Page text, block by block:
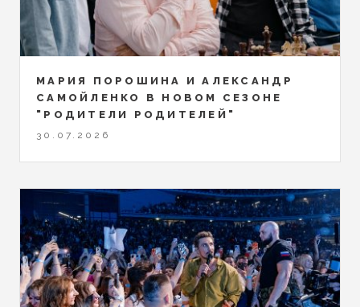
МАРИЯ ПОРОШИНА И АЛЕКСАНДР
САМОЙЛЕНКО В НОВОМ СЕЗОНЕ
"РОДИТЕЛИ РОДИТЕЛЕЙ"
30.07.2026